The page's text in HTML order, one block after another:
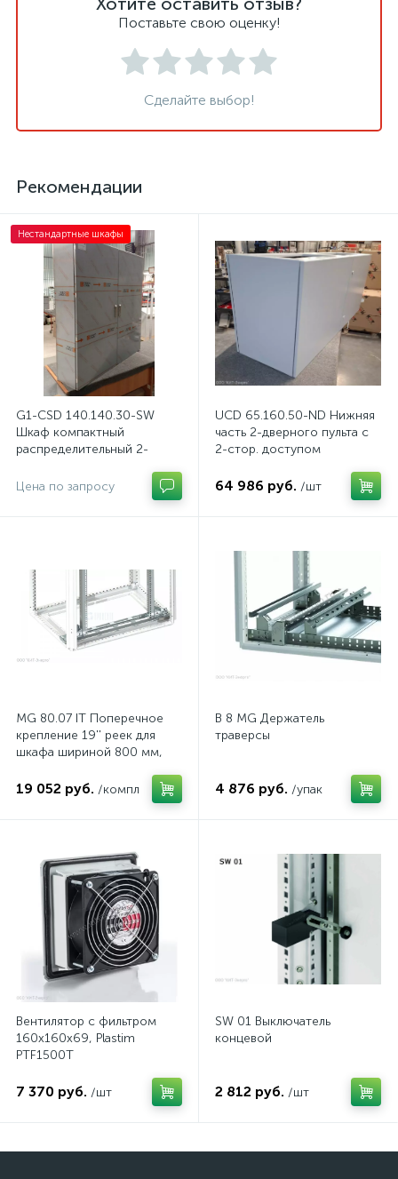
Поставьте свою оценку!
Сделайте выбор!
Рекомендации
Нестандартные шкафы
G1-CSD 140.140.30-SW
Шкаф компактный
распределительный 2-
стали, с перемычкой
Цена по запросу
UCD 65.160.50-ND Нижняя
часть 2-дверного пульта с
2-стор. доступом
64 986 руб. /шт
MG 80.07 IT Поперечное
крепление 19'' реек для
шкафа шириной 800 мм,
19 052 руб. /компл
B 8 MG Держатель
траверсы
4 876 руб. /упак
Вентилятор с фильтром
160x160x69, Plastim
PTF1500T
7 370 руб. /шт
SW 01 Выключатель
концевой
2 812 руб. /шт